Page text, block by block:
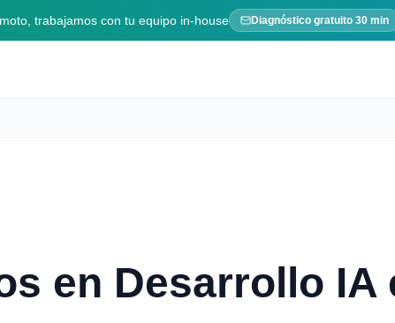
trabajamos con tu equipo in-house Diagnóstico gratuito 30 min
en Desarrollo IA